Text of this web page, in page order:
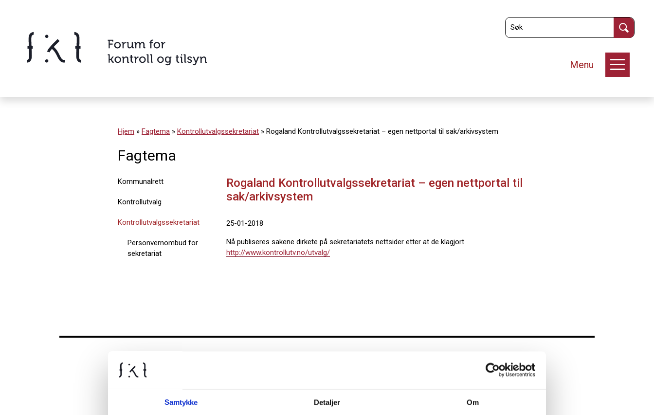
Samtykke Detaljer Om
Menu
Hjem » Fagtema » Kontrollutvalgssekretariat » Rogaland Kontrollutvalgssekretariat – egen nettportal til sak/arkivsystem
Fagtema
Kommunalrett
Kontrollutvalg
Kontrollutvalgssekretariat
Personvernombud for
sekretariat
Rogaland Kontrollutvalgssekretariat – egen nettportal til
sak/arkivsystem
25-01-2018
Nå publiseres sakene dirkete på sekretariatets nettsider etter at de klagjort
http://www.kontrollutv.no/utvalg/
FKT
Diverse